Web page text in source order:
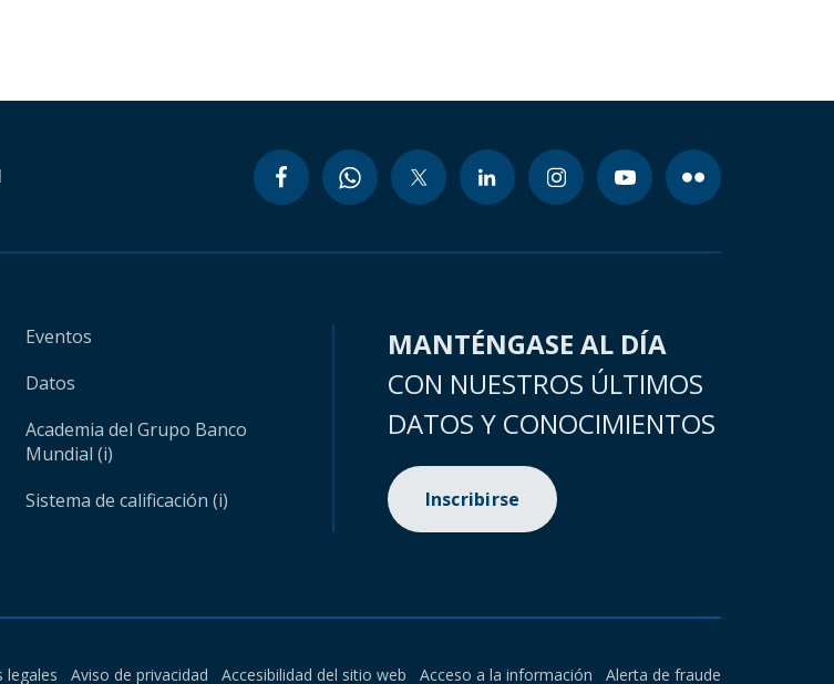
Eventos
Datos
Academia del Grupo Banco
Mundial (i)
Sistema de calificación (i)
MANTÉNGASE AL DÍA
CON NUESTROS ÚLTIMOS
DATOS Y CONOCIMIENTOS
Inscribirse
legales Aviso de privacidad Accesibilidad del sitio web Acceso a la información
Alerta de fraude